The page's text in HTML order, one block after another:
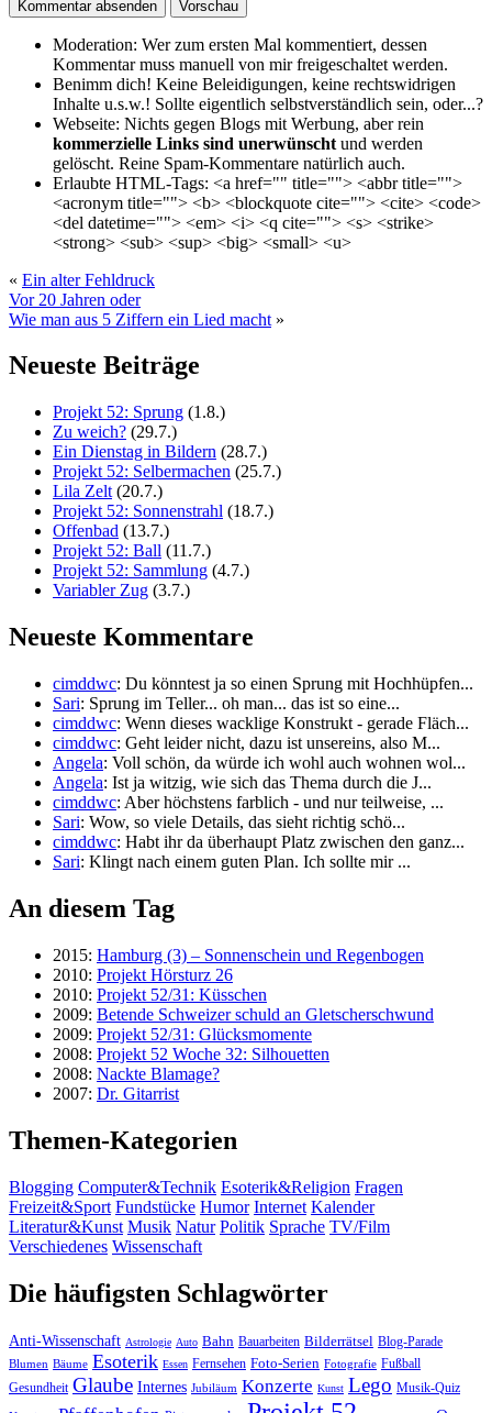
Moderation: Wer zum ersten Mal kommentiert, dessen
Kommentar muss manuell von mir freigeschaltet werden.
Benimm dich! Keine Beleidigungen, keine rechtswidrigen
Inhalte u.s.w.! Sollte eigentlich selbst­verständlich sein, oder...?
Webseite: Nichts gegen Blogs mit Werbung, aber rein
kommerzielle Links sind unerwünscht und werden
gelöscht. Reine Spam-Kommentare natürlich auch.
Erlaubte HTML-Tags: <a href="" title=""> <abbr title="">
<acronym title=""> <b> <blockquote cite=""> <cite> <code>
<del datetime=""> <em> <i> <q cite=""> <s> <strike>
<strong> <sub> <sup> <big> <small> <u>
« Ein alter Fehldruck
Vor 20 Jahren oder
Wie man aus 5 Ziffern ein Lied macht »
Neueste Beiträge
Projekt 52: Sprung (1.8.)
Zu weich? (29.7.)
Ein Dienstag in Bildern (28.7.)
Projekt 52: Selbermachen (25.7.)
Lila Zelt (20.7.)
Projekt 52: Sonnenstrahl (18.7.)
Offenbad (13.7.)
Projekt 52: Ball (11.7.)
Projekt 52: Sammlung (4.7.)
Variabler Zug (3.7.)
Neueste Kommentare
cimddwc: Du könntest ja so einen Sprung mit Hochhüpfen...
Sari: Sprung im Teller... oh man... das ist so eine...
cimddwc: Wenn dieses wacklige Konstrukt - gerade Fläch...
cimddwc: Geht leider nicht, dazu ist unsereins, also M...
Angela: Voll schön, da würde ich wohl auch wohnen wol...
Angela: Ist ja witzig, wie sich das Thema durch die J...
cimddwc: Aber höchstens farblich - und nur teilweise, ...
Sari: Wow, so viele Details, das sieht richtig schö...
cimddwc: Habt ihr da überhaupt Platz zwischen den ganz...
Sari: Klingt nach einem guten Plan. Ich sollte mir ...
An diesem Tag
2015: Hamburg (3) – Sonnenschein und Regenbogen
2010: Projekt Hörsturz 26
2010: Projekt 52/31: Küsschen
2009: Betende Schweizer schuld an Gletscherschwund
2009: Projekt 52/31: Glücksmomente
2008: Projekt 52 Woche 32: Silhouetten
2008: Nackte Blamage?
2007: Dr. Gitarrist
Themen-Kategorien
Blogging Computer&Technik Esoterik&Religion Fragen
Freizeit&Sport Fundstücke Humor Internet Kalender
Literatur&Kunst Musik Natur Politik Sprache TV/Film
Verschiedenes Wissenschaft
Die häufigsten Schlagwörter
Anti-Wissenschaft Astrologie Auto Bahn Bauarbeiten Bilderrätsel Blog-Parade
Blumen Bäume Esoterik Essen Fernsehen Foto-Serien Fotografie Fußball
Gesundheit Glaube Internes Jubiläum Konzerte Kunst Lego Musik-Quiz